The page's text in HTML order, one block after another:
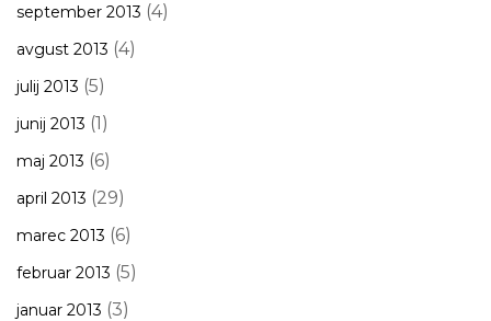
september 2013 (4)
avgust 2013 (4)
julij 2013 (5)
junij 2013 (1)
maj 2013 (6)
april 2013 (29)
marec 2013 (6)
februar 2013 (5)
januar 2013 (3)